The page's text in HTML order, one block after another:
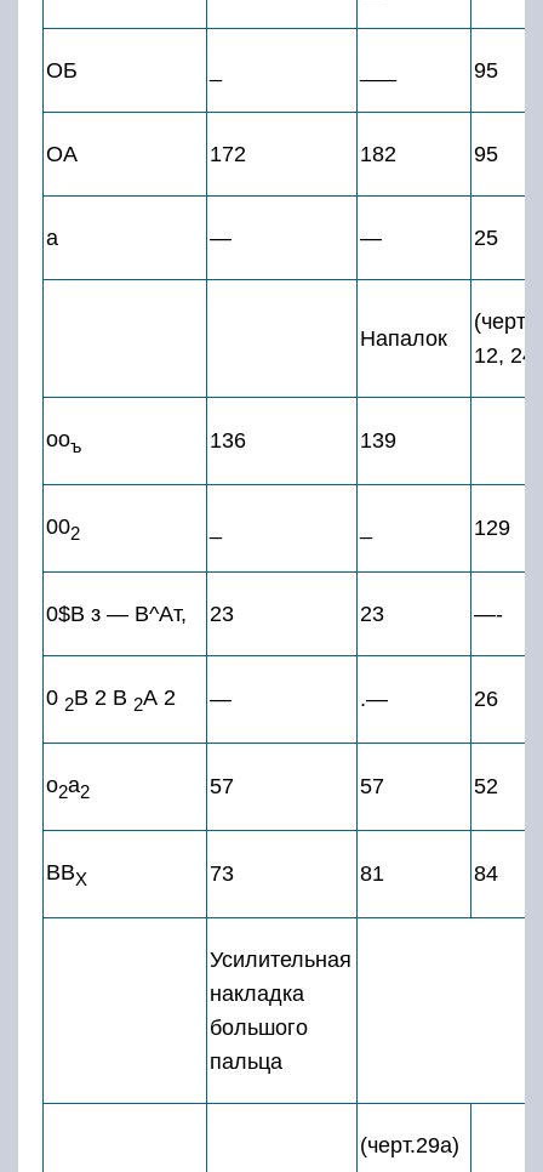
ОБ 95
ОА 172 182 95
а — — 25
Напалок
(черт.
12, 24)
ооъ 136 139
002 129
0$В з — В^Ат, 23 23 —-
0 2В 2 В 2А 2 — .— 26
о2а2 57 57 52
ВВХ 73 81 84
Усилительная
накладка
большого
пальца
(черт.29а)